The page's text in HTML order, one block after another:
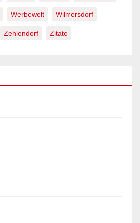
Werbewelt Wilmersdorf
Zehlendorf Zitate